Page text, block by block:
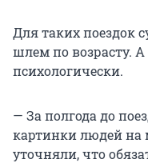
Для таких поездок
шлем по возрасту.
психологически.
— За полгода до
картинки людей на
уточняли, что